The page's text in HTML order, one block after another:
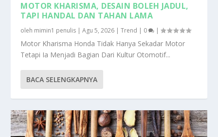
MOTOR KHARISMA, DESAIN BOLEH JADUL,
TAPI HANDAL DAN TAHAN LAMA
oleh mimin1 penulis |Agu 5, 2026 |Trend | 0 |
Motor Kharisma Honda Tidak Hanya Sekadar Motor
Tetapi Ia Menjadi Bagian Dari Kultur Otomotif...
BACA SELENGKAPNYA